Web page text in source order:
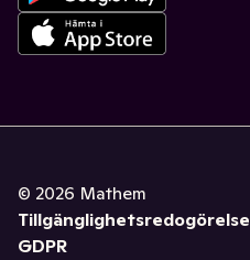
© 2026 Mathem
Tillgänglighetsredogörelse
GDPR